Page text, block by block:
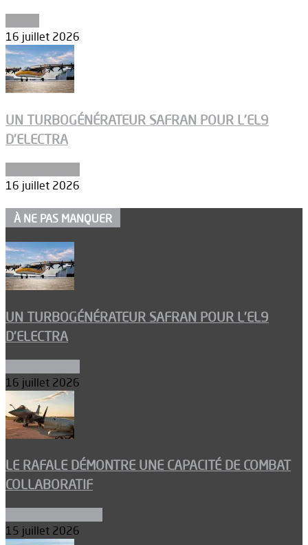
16 juillet 2026
UN TURBOGÉNÉRATEUR SAFRAN POUR L’EL9
D’ELECTRA
16 juillet 2026
À NE PAS MANQUER
UN TURBOGÉNÉRATEUR SAFRAN POUR L’EL9
D’ELECTRA
16 juillet 2026
LE RAFALE DÉMONTRE UNE CAPACITÉ DE COMBAT
COLLABORATIF
15 juillet 2026